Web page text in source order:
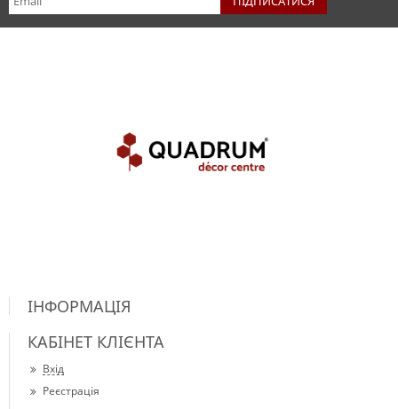
ІНФОРМАЦІЯ
КАБІНЕТ КЛІЄНТА
Вхід
Реєстрація